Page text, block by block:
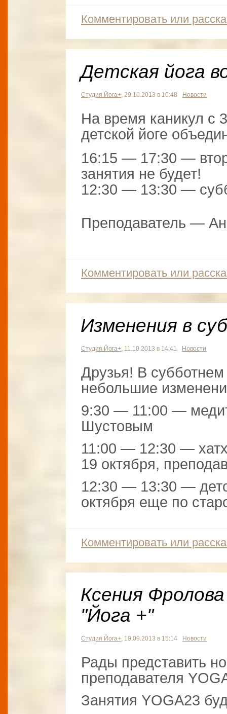
Комментировать или
Детская йога
Студия Йога+, 29.10.2013 в 10:48 Новости
На время каникул с
детской йоге
16:15 — 17:30 —
занятия не будет!
12:30 — 13:30 —
Преподаватель —
Комментировать или
Изменения в
Студия Йога+ , 11.10.2013 в 14:41 Новости
Друзья! В
небольшие
9:30 — 11:00 —
Шустовым
11:00 — 12:30 —
19 октября,
12:30 — 13:30 —
октября еще по
Комментировать или
Ксения
"Йога +"
Студия Йога+, 19.09.2013 в 15:14 Новости
Рады представить
преподавателя
Занятия YOGA23